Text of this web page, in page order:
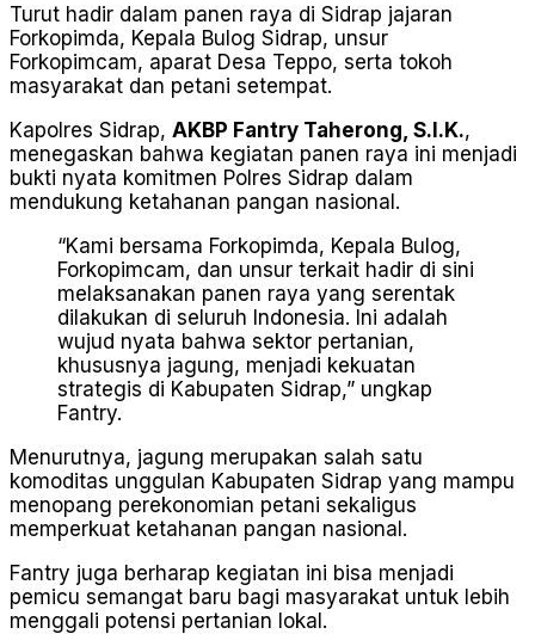
Turut hadir dalam panen raya di Sidrap jajaran
Forkopimda, Kepala Bulog Sidrap, unsur
Forkopimcam, aparat Desa Teppo, serta tokoh
masyarakat dan petani setempat.
Kapolres Sidrap, AKBP Fantry Taherong, S.I.K.,
menegaskan bahwa kegiatan panen raya ini menjadi
bukti nyata komitmen Polres Sidrap dalam
mendukung ketahanan pangan nasional.
“Kami bersama Forkopimda, Kepala Bulog,
Forkopimcam, dan unsur terkait hadir di sini
melaksanakan panen raya yang serentak
dilakukan di seluruh Indonesia. Ini adalah
wujud nyata bahwa sektor pertanian,
khususnya jagung, menjadi kekuatan
strategis di Kabupaten Sidrap,” ungkap
Fantry.
Menurutnya, jagung merupakan salah satu
komoditas unggulan Kabupaten Sidrap yang mampu
menopang perekonomian petani sekaligus
memperkuat ketahanan pangan nasional.
Fantry juga berharap kegiatan ini bisa menjadi
pemicu semangat baru bagi masyarakat untuk lebih
menggali potensi pertanian lokal.